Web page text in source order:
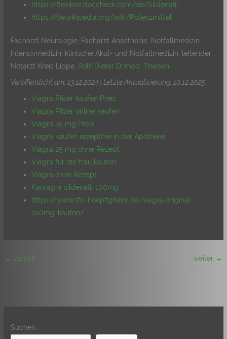
https://flexikon.doccheck.com/de/Sildenafil
https://de.wikipedia.org/wiki/Potenzmittel
Facharzt Neurologie, Facharzt Anästhesie, Notfallmedizin ,
Intensivmedizin, klinische Akut- und Notfallmedizin, leitender
Notarzt Kreis Lippe, Rolf-Dieter Dr.med. Theisen
Veröffentlicht am: 13.12.2024 | Letzte Aktualisierung: 10.12.2025
Viagra Pfizer kaufen Preis
Viagra Pfizer online kaufen
Viagra 25 mg Preis
Viagra kaufen rezeptfrei in der Apotheke
Viagra 25 mg ohne Rezept
Viagra für die frau kaufen
Viagra ohne Rezept
Kamagra sildenafil 100mg
https://www.sfc-hoepfigheim.de/viagra-original-
100mg-kaufen/
← zurück weiter →
Suchen